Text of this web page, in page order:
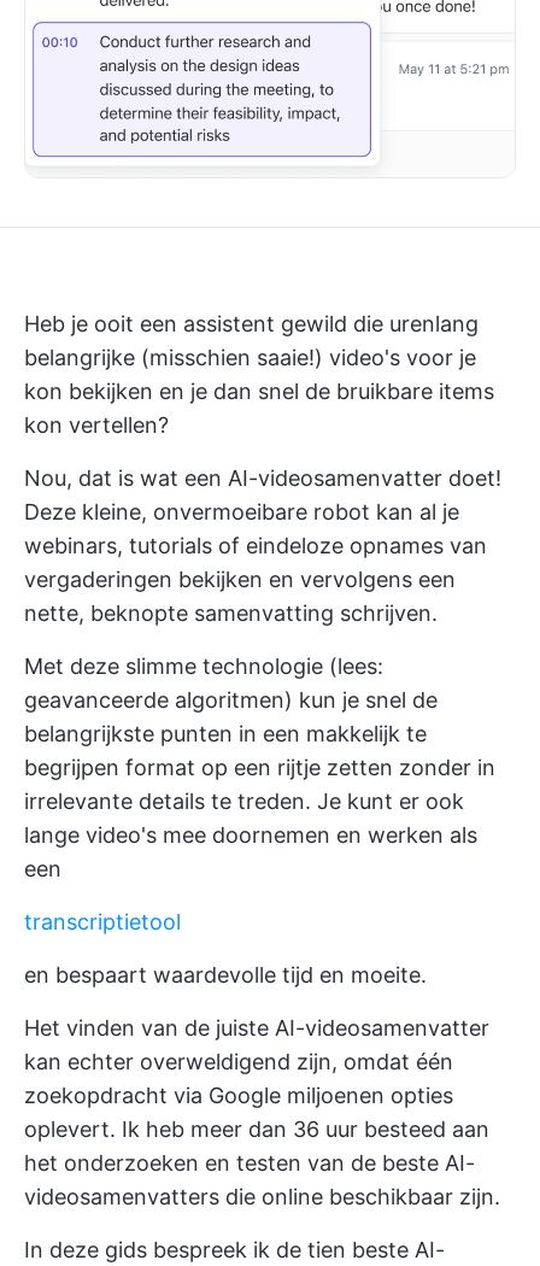
Heb je ooit een assistent gewild die urenlang
belangrijke (misschien saaie!) video's voor je
kon bekijken en je dan snel de bruikbare items
kon vertellen?
Nou, dat is wat een AI-videosamenvatter doet!
Deze kleine, onvermoeibare robot kan al je
webinars, tutorials of eindeloze opnames van
vergaderingen bekijken en vervolgens een
nette, beknopte samenvatting schrijven.
Met deze slimme technologie (lees:
geavanceerde algoritmen) kun je snel de
belangrijkste punten in een makkelijk te
begrijpen format op een rijtje zetten zonder in
irrelevante details te treden. Je kunt er ook
lange video's mee doornemen en werken als
een
transcriptietool
en bespaart waardevolle tijd en moeite.
Het vinden van de juiste AI-videosamenvatter
kan echter overweldigend zijn, omdat één
zoekopdracht via Google miljoenen opties
oplevert. Ik heb meer dan 36 uur besteed aan
het onderzoeken en testen van de beste AI-
videosamenvatters die online beschikbaar zijn.
In deze gids bespreek ik de tien beste AI-